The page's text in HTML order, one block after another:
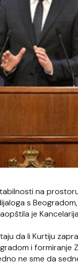
na
s
je
da li Kurtiju
i formiranje
ne sme da